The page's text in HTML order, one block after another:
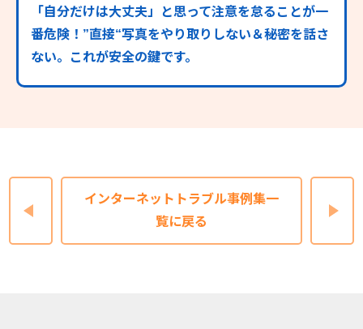
「自分だけは大丈夫」と思って注意を怠ることが一
番危険！”直接“写真をやり取りしない＆秘密を話さ
ない。これが安全の鍵です。
インターネットトラブル事例集一
覧に戻る